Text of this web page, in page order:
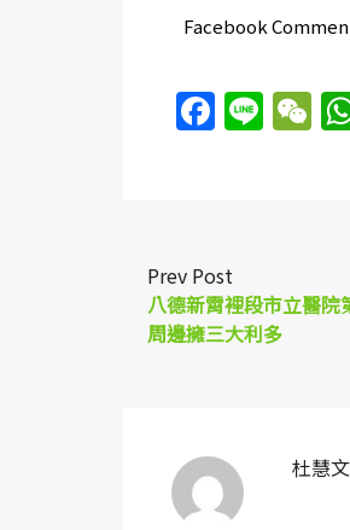
Facebook
Line
Prev Post
八德新霄裡段市立醫院
周邊擁三大利多
杜慧